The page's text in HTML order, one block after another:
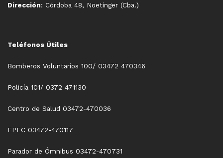
Dirección: Córdoba 48, Noetinger (Cba.)
Teléfonos Útiles
Bomberos Voluntarios 100/ 03472 470346
Policía 101/ 0372 471130
Centro de Salud 03472-470036
EPEC 03472-470117
Parador de Ómnibus 03472-470731